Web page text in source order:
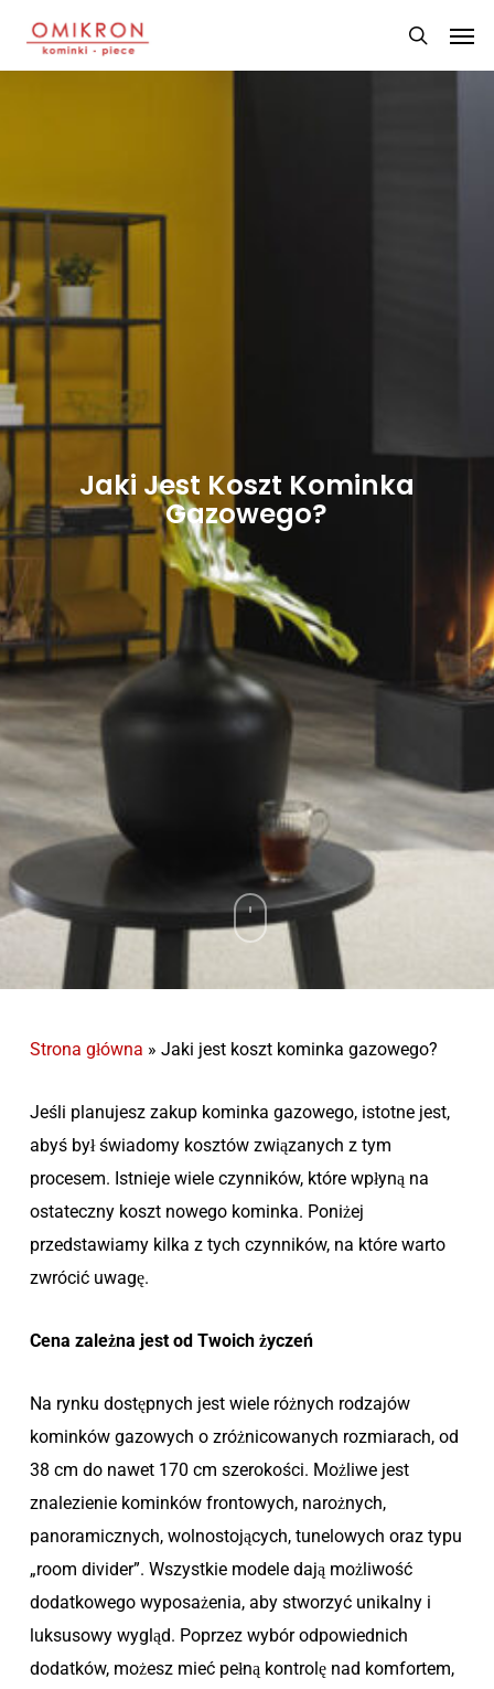
search
Jaki Jest Koszt Kominka
Gazowego?
Strona główna » Jaki jest koszt kominka gazowego?
Jeśli planujesz zakup kominka gazowego, istotne jest,
abyś był świadomy kosztów związanych z tym
procesem. Istnieje wiele czynników, które wpłyną na
ostateczny koszt nowego kominka. Poniżej
przedstawiamy kilka z tych czynników, na które warto
zwrócić uwagę.
Cena zależna jest od Twoich życzeń
Na rynku dostępnych jest wiele różnych rodzajów
kominków gazowych o zróżnicowanych rozmiarach, od
38 cm do nawet 170 cm szerokości. Możliwe jest
znalezienie kominków frontowych, narożnych,
panoramicznych, wolnostojących, tunelowych oraz typu
„room divider”. Wszystkie modele dają możliwość
dodatkowego wyposażenia, aby stworzyć unikalny i
luksusowy wygląd. Poprzez wybór odpowiednich
dodatków, możesz mieć pełną kontrolę nad komfortem,